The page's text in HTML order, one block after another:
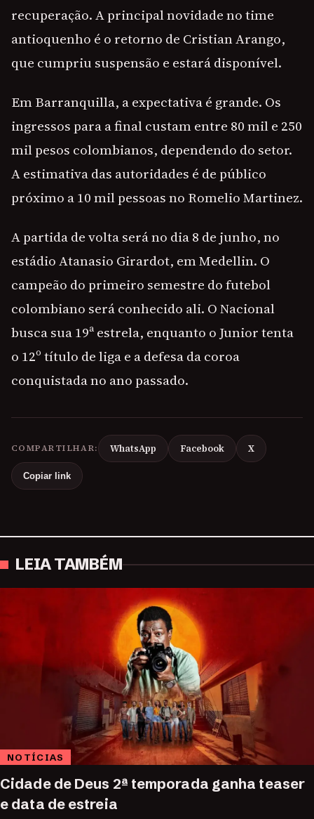
recuperação. A principal novidade no time
antioquenho é o retorno de Cristian Arango,
que cumpriu suspensão e estará disponível.
Em Barranquilla, a expectativa é grande. Os
ingressos para a final custam entre 80 mil e 250
mil pesos colombianos, dependendo do setor.
A estimativa das autoridades é de público
próximo a 10 mil pessoas no Romelio Martinez.
A partida de volta será no dia 8 de junho, no
estádio Atanasio Girardot, em Medellin. O
campeão do primeiro semestre do futebol
colombiano será conhecido ali. O Nacional
busca sua 19ª estrela, enquanto o Junior tenta
o 12º título de liga e a defesa da coroa
conquistada no ano passado.
COMPARTILHAR: WhatsApp Facebook X
Copiar link
LEIA TAMBÉM
NOTÍCIAS
Cidade de Deus 2ª temporada ganha teaser
e data de estreia